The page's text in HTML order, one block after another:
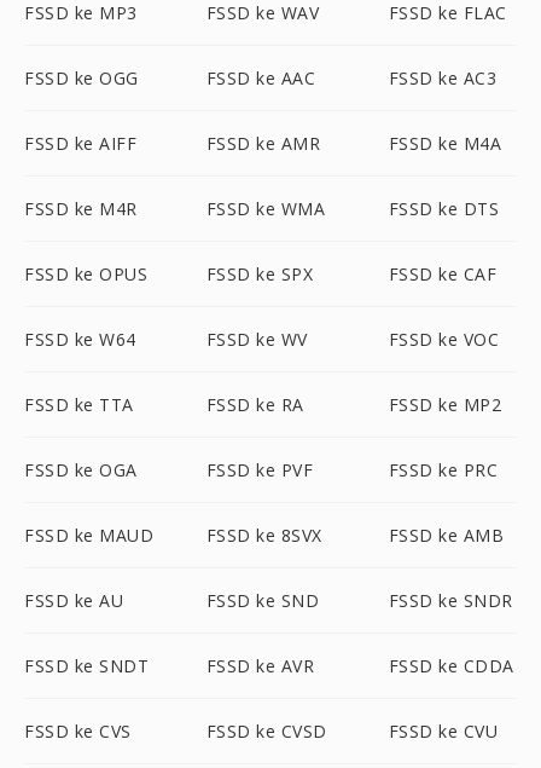
FSSD ke MP3 FSSD ke WAV FSSD ke FLAC
FSSD ke OGG FSSD ke AAC FSSD ke AC3
FSSD ke AIFF FSSD ke AMR FSSD ke M4A
FSSD ke M4R FSSD ke WMA FSSD ke DTS
FSSD ke OPUS FSSD ke SPX FSSD ke CAF
FSSD ke W64 FSSD ke WV FSSD ke VOC
FSSD ke TTA FSSD ke RA FSSD ke MP2
FSSD ke OGA FSSD ke PVF FSSD ke PRC
FSSD ke MAUD FSSD ke 8SVX FSSD ke AMB
FSSD ke AU FSSD ke SND FSSD ke SNDR
FSSD ke SNDT FSSD ke AVR FSSD ke CDDA
FSSD ke CVS FSSD ke CVSD FSSD ke CVU